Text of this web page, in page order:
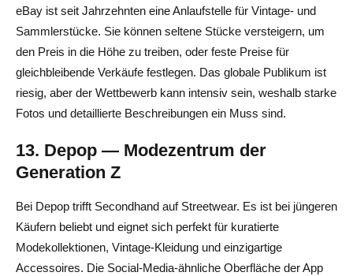
eBay ist seit Jahrzehnten eine Anlaufstelle für Vintage- und
Sammlerstücke. Sie können seltene Stücke versteigern, um
den Preis in die Höhe zu treiben, oder feste Preise für
gleichbleibende Verkäufe festlegen. Das globale Publikum ist
riesig, aber der Wettbewerb kann intensiv sein, weshalb starke
Fotos und detaillierte Beschreibungen ein Muss sind.
13. Depop — Modezentrum der
Generation Z
Bei Depop trifft Secondhand auf Streetwear. Es ist bei jüngeren
Käufern beliebt und eignet sich perfekt für kuratierte
Modekollektionen, Vintage-Kleidung und einzigartige
Accessoires. Die Social-Media-ähnliche Oberfläche der App